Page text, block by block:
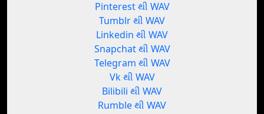
Pinterest થી WAV
Tumblr થી WAV
Linkedin થી WAV
Snapchat થી WAV
Telegram થી WAV
Vk થી WAV
Bilibili થી WAV
Rumble થી WAV